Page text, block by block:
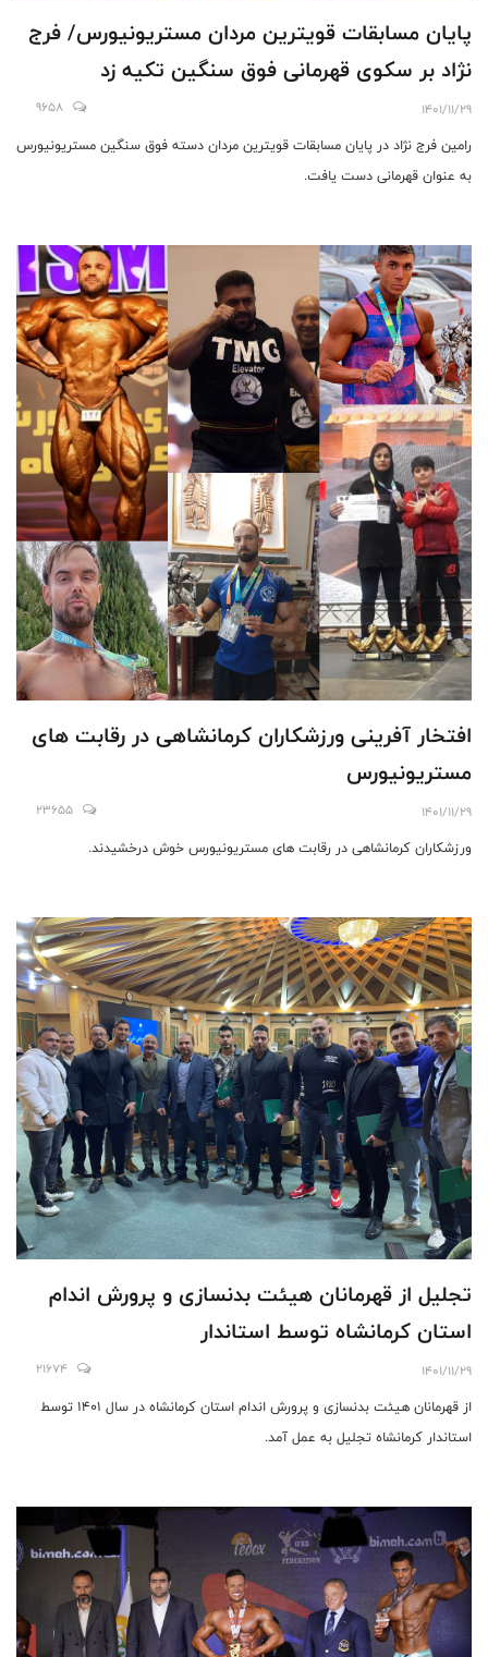
پايان مسابقات قويترين مردان مستريونيورس/ فرج
نژاد بر سكوى قهرمانى فوق سنگين تكيه زد
1401/11/29
9658
رامين فرج نژاد در پايان مسابقات قويترين مردان دسته فوق سنگين مستريونيورس
به عنوان قهرمانى دست يافت.
افتخار آفرینی ورزشکاران کرمانشاهی در رقابت های
مستریونیورس
1401/11/29
23655
ورزشکاران کرمانشاهی در رقابت های مستریونیورس خوش درخشیدند.
تجلیل از قهرمانان هیئت بدنسازی و پرورش اندام
استان کرمانشاه توسط استاندار
1401/11/29
21674
از قهرمانان هیئت بدنسازی و پرورش اندام استان کرمانشاه در سال ۱۴۰۱ توسط
استاندار کرمانشاه تجلیل به عمل آمد.